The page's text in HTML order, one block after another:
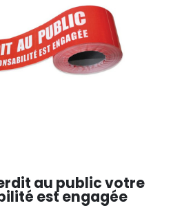
au public votre
est engagée